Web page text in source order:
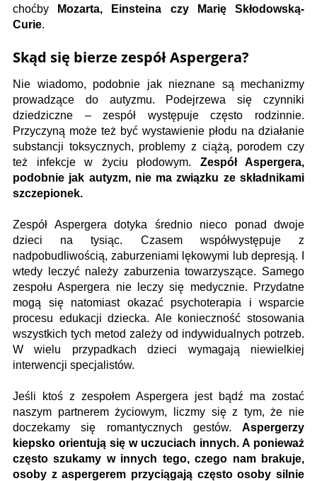
choćby
Mozarta, Einsteina czy Marię Skłodowską-
Curie.
Skąd się bierze zespół Aspergera?
Nie wiadomo, podobnie jak nieznane są mechanizmy
prowadzące do autyzmu. Podejrzewa się czynniki
dziedziczne – zespół występuje często rodzinnie.
Przyczyną może też być wystawienie płodu na działanie
substancji toksycznych, problemy z ciążą, porodem czy
też infekcje w życiu płodowym. Zespół Aspergera,
podobnie jak autyzm, nie ma związku ze składnikami
szczepionek.
Zespół Aspergera dotyka średnio nieco ponad dwoje
dzieci na tysiąc. Czasem współwystępuje z
nadpobudliwością, zaburzeniami lękowymi lub depresją. I
wtedy leczyć należy zaburzenia towarzyszące. Samego
zespołu Aspergera nie leczy się medycznie. Przydatne
mogą się natomiast okazać psychoterapia i wsparcie
procesu edukacji dziecka. Ale konieczność stosowania
wszystkich tych metod zależy od indywidualnych potrzeb.
W wielu przypadkach dzieci wymagają niewielkiej
interwencji specjalistów.
Jeśli ktoś z zespołem Aspergera jest bądź ma zostać
naszym partnerem życiowym, liczmy się z tym, że nie
doczekamy się romantycznych gestów. Aspergerzy
kiepsko orientują się w uczuciach innych. A ponieważ
często szukamy w innych tego, czego nam brakuje,
osoby z aspergerem przyciągają często osoby silnie